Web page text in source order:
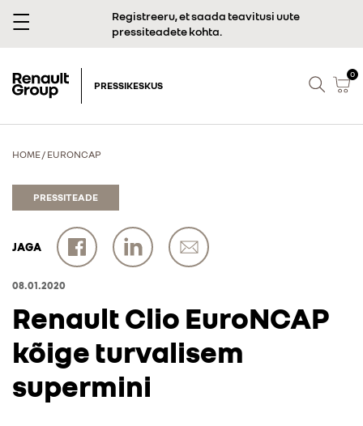
Registreeru, et saada teavitusi uute
pressiteadete kohta.
PRESSIKESKUS
0
HOME/ EURONCAP
PRESSITEADE
JAGA
08.01.2020
Renault Clio EuroNCAP
kõige turvalisem
supermini